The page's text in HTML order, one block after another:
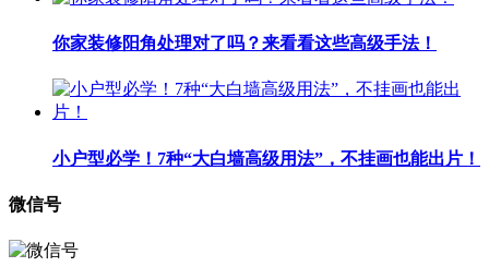
你家装修阳角处理对了吗？来看看这些高级手法！
小户型必学！7种“大白墙高级用法”，不挂画也能出片！
微信号